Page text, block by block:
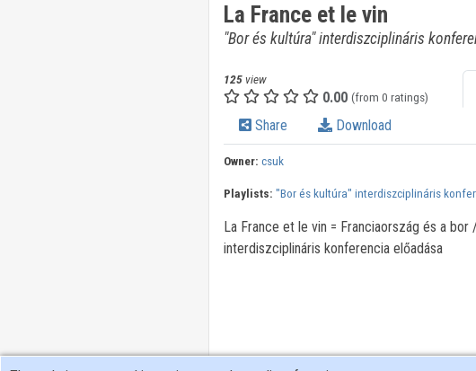
La France et le vin
"Bor és kultúra" interdiszciplináris
125view
0.00 (from 0 ratings)
Share Download
Owner: csuk
Playlists: "Bor és kultúra" interdiszciplináris
La France et le vin = Franciaország és a
interdiszciplináris konferencia előadása